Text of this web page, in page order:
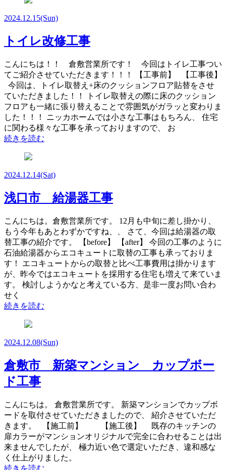
2024.12.15(Sun)
トイレ改修工事
こんにちは！！ 倉敷営業所です！ 今回はトイレ工事つい
てご紹介させていただきます！！！ 【工事前】 【工事後】
今回は、トイレ取替え+床のクッションフロア貼替をさせ
ていただきました！！ トイレ取替えの際に床のクッション
フロアも一緒に張り替えることで雰囲気がガラッと変わりま
した！！！ ニッカホームでは小さな工事はもちろん、 住宅
に関わる様々な工事を承っておりますので、 お
続きを読む
2024.12.14(Sat)
浅口市 給湯器工事
こんにちは。倉敷営業所です。 12月も中旬に差し掛かり、
もう今年もあとわずかですね、、 さて、今回は給湯器の取
替工事の紹介です。 【before】 【after】 今回の工事のように
石油給湯器からエコキュートに取替の工事も承っておりま
す！ エコキュートからの取替と比べ工事費用は掛かります
が、昨今ではエコキュートを採用する住宅も増えて来ていま
す。 検討しようかなと考えている方、是非一度お問い合わ
せく
続きを読む
2024.12.08(Sun)
倉敷市 新築マンション カップボー
ド工事
こんにちは。 倉敷営業所です。 新築マンションでカップボ
ードを取付させていただきましたので、 紹介させていただ
きます。 【施工前】 【施工後】 既存のキッチンの
扉カラーがマンションオリジナルで完全に合わせることは出
来ませんでしたが、 極力近い色で選定いただき、違和感な
く仕上がりました。
続きを読む